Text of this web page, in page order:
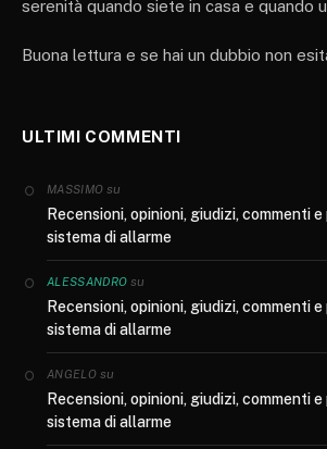
serenità quando siete in casa e quando
Buona lettura e se hai un dubbio non
ULTIMI COMMENTI
MASSIMO su
Recensioni, opinioni, giudizi, commenti e
sistema di allarme
ALESSANDRO su
Recensioni, opinioni, giudizi, commenti e
sistema di allarme
ANGELOsu
Recensioni, opinioni, giudizi, commenti e
sistema di allarme